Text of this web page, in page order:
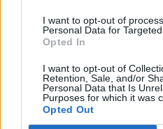
I want to opt-out of
Personal Data for Targeted
Opted In
I want to opt-out of
Retention, Sale, and/or
Personal Data that Is
Purposes for which it was
Opted Out